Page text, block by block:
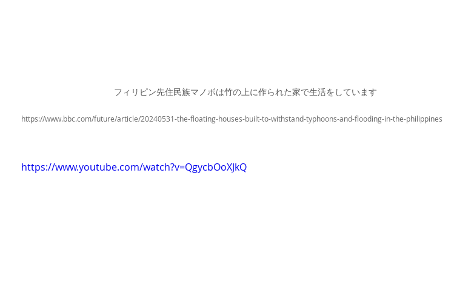
フィリピン先住民族マノボは竹の上に作られた家で生活をしています
https://www.bbc.com/future/article/20240531-the-floating-houses-built-to-withstand-typhoons-and-flooding-in-the-philippines
https://www.youtube.com/watch?v=QgycbOoXJkQ